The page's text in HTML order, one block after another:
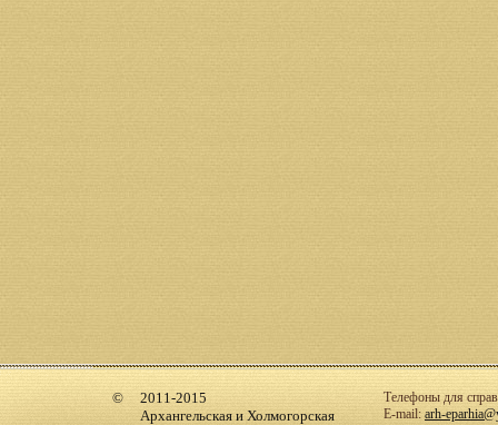
2011-2015
Архангельская и Холмогорская
Телефоны для
E-mail: arh-